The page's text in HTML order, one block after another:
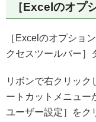
［Excelのオプ
［Excelのオプショ
クセスツールバー］
リボンで右クリック
ートカットメニュー
ユーザー設定］をク